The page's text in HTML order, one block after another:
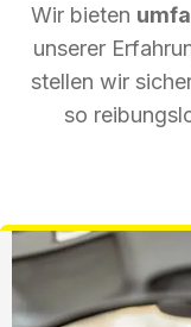
Wir bieten
unserer
stellen wir
so